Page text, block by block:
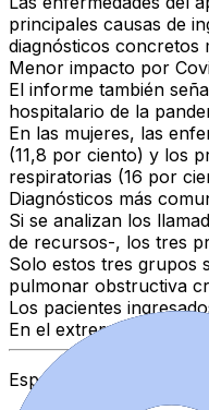
principales causas de
diagnósticos concretos
Menor impacto por
El informe también
hospitalario de la
En las mujeres, las
(11,8 por ciento) y los
respiratorias (16 por
Diagnósticos más
Si se analizan los
de recursos-, los tres
Solo estos tres grupos
pulmonar obstructiva
Los pacientes
En el extremo
Espacio Patrocinado